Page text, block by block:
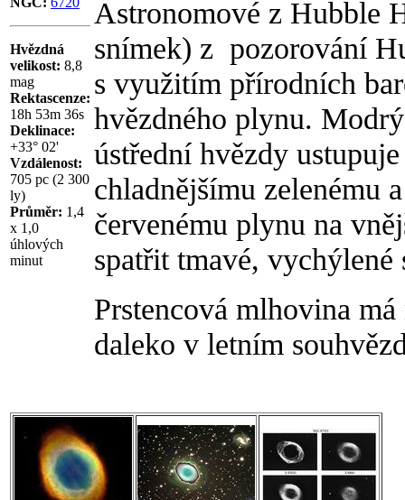
Hvězdná
velikost: 8,8
mag
Rektascenze:
18h 53m 36s
Deklinace:
+33° 02'
Vzdálenost:
705 pc (2 300
ly)
Průměr: 1,4
x 1,0
úhlových
minut
Astronomové z Hubble
snímek) z pozorování
s využitím přírodních
hvězdného plynu.
ústřední hvězdy
chladnějšímu zelenému
červenému plynu na
spatřit tmavé, vychýlené
Prstencová mlhovina
daleko v letním